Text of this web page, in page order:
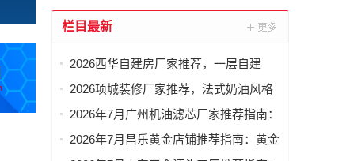
栏目最新
2026西华自建房厂家推荐，一层自建
房，乡村自建房，本地自建房，小户型
2026项城装修厂家推荐，法式奶油风格
装修，新中式风格装修，新房装修，现
家优选指南！
2026年7月广州机油滤芯厂家推荐指南：
原厂原装机油滤芯，摩托车机油滤芯，
2026年7月昌乐黄金店铺推荐指南：黄金
项链，黄金手镯，黄金店，黄金手链公